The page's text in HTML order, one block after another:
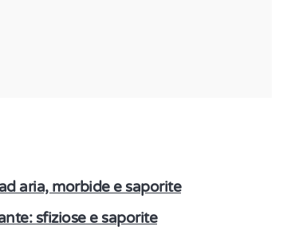
aria, morbide e saporite
sfiziose e saporite